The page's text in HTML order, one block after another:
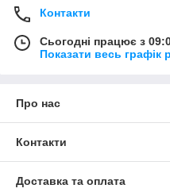
Контакти
Сьогодні працює з
Показати весь графік
Про нас
Контакти
Доставка та оплата